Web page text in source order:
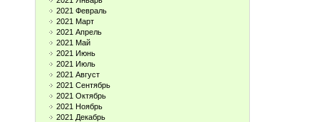
2021 Февраль
2021 Март
2021 Апрель
2021 Май
2021 Июнь
2021 Июль
2021 Август
2021 Сентябрь
2021 Октябрь
2021 Ноябрь
2021 Декабрь